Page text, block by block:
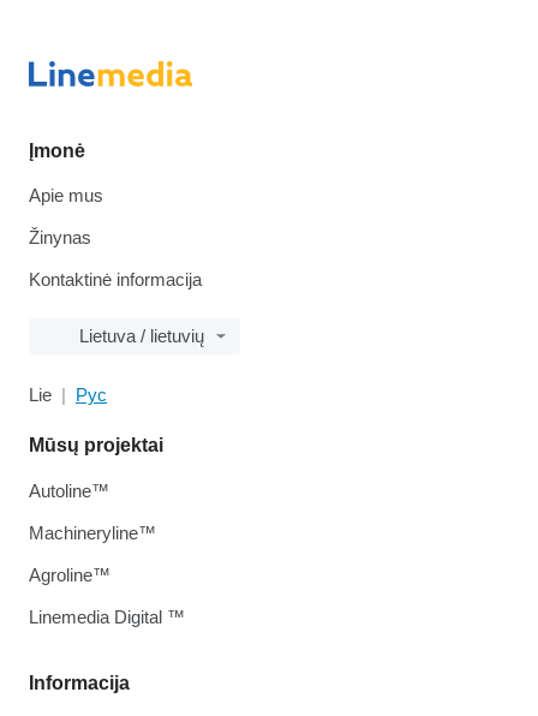
Įmonė
Apie mus
Žinynas
Kontaktinė informacija
Lietuva / lietuvių
Lie Рус
Informacija
Mūsų projektai
Autoline™
Machineryline™
Agroline™
Linemedia Digital ™